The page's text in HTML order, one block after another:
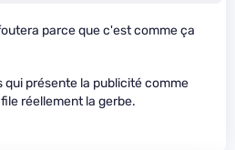
parce que c'est comme ça
qui présente la publicité comme
réellement la gerbe.